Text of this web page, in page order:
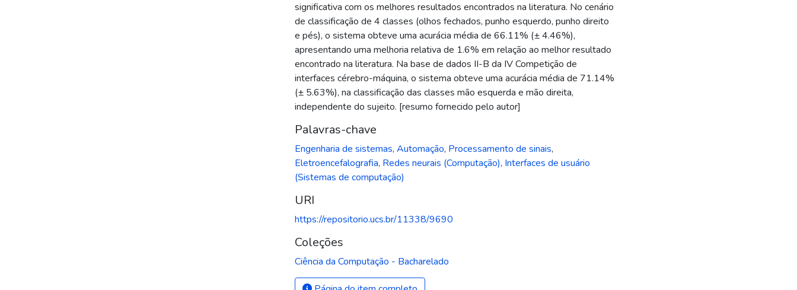
significativa com os melhores resultados encontrados na literatura. No cenário
de classificação de 4 classes (olhos fechados, punho esquerdo, punho direito
e pés), o sistema obteve uma acurácia média de 66.11% (± 4.46%),
apresentando uma melhoria relativa de 1.6% em relação ao melhor resultado
encontrado na literatura. Na base de dados II-B da IV Competição de
interfaces cérebro-máquina, o sistema obteve uma acurácia média de 71.14%
(± 5.63%), na classificação das classes mão esquerda e mão direita,
independente do sujeito. [resumo fornecido pelo autor]
Palavras-chave
Engenharia de sistemas, Automação, Processamento de sinais,
Eletroencefalografia, Redes neurais (Computação), Interfaces de usuário
(Sistemas de computação)
URI
https://repositorio.ucs.br/11338/9690
Coleções
Ciência da Computação - Bacharelado